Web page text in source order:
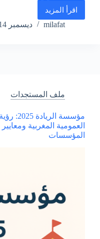
اقرأ المزيد
المحطة
الثانية
milafat ديسمبر 14, 2025
ملف المستجدات
مؤسسة
العمومية المغربية
المؤسسات